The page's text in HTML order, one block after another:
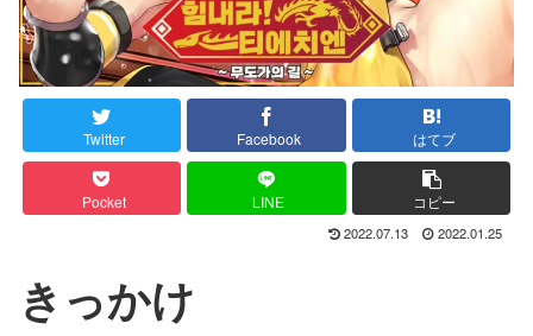
Twitter Facebook はてブ
Pocket LINE コピー
2022.07.13 2022.01.25
きっかけ